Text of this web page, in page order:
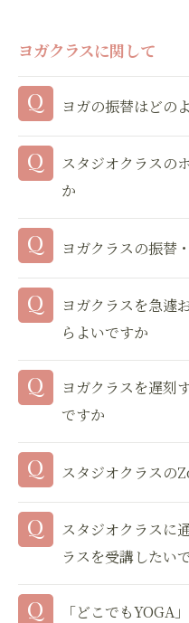
ヨガクラスに関して
ヨガの振替はどの
スタジオクラスの
か
ヨガクラスの振替
ヨガクラスを急遽
らよいですか
ヨガクラスを遅刻
ですか
スタジオクラスの
スタジオクラスに
ラスを受講したい
「どこでもYOGA